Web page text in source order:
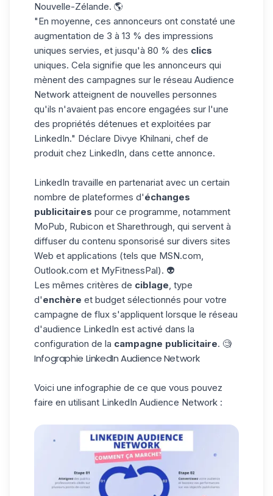
Nouvelle-Zélande. 🌎
"En moyenne, ces annonceurs ont constaté une
augmentation de 3 à 13 % des impressions
uniques servies, et jusqu'à 80 % des clics
uniques. Cela signifie que les annonceurs qui
mènent des campagnes sur le réseau Audience
Network atteignent de nouvelles personnes
qu'ils n'avaient pas encore engagées sur l'une
des propriétés détenues et exploitées par
LinkedIn." Déclare Divye Khilnani, chef de
produit chez LinkedIn, dans cette annonce.
LinkedIn travaille en partenariat avec un certain
nombre de plateformes d'échanges
publicitaires pour ce programme, notamment
MoPub, Rubicon et Sharethrough, qui servent à
diffuser du contenu sponsorisé sur divers sites
Web et applications (tels que MSN.com,
Outlook.com et MyFitnessPal). 👽
Les mêmes critères de ciblage, type
d'enchère et budget sélectionnés pour votre
campagne de flux s'appliquent lorsque le réseau
d'audience LinkedIn est activé dans la
configuration de la campagne publicitaire. 🧐
Infographie LinkedIn Audience Network
Voici une infographie de ce que vous pouvez
faire en utilisant LinkedIn Audience Network :